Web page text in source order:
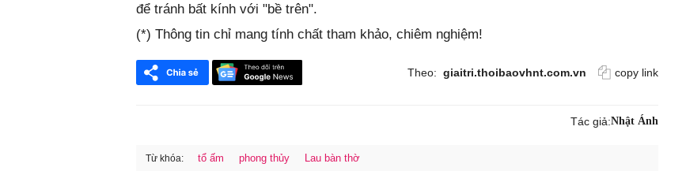
để tránh bất kính với "bề trên".
(*) Thông tin chỉ mang tính chất tham khảo, chiêm nghiệm!
Theo: giaitri.thoibaovhnt.com.vn copy link
Tác giả:Nhật Ánh
Từ khóa: tổ ấm phong thủy Lau bàn thờ